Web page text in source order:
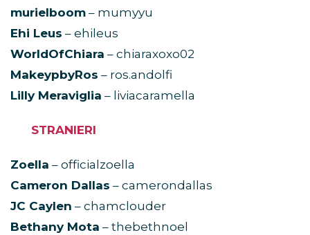
murielboom – mumyyu
Ehi Leus – ehileus
WorldOfChiara – chiaraxoxo02
MakeypbyRos – ros.andolfi
Lilly Meraviglia – liviacaramella
STRANIERI
Zoella – officialzoella
Cameron Dallas – camerondallas
JC Caylen – chamclouder
Bethany Mota – thebethnoel